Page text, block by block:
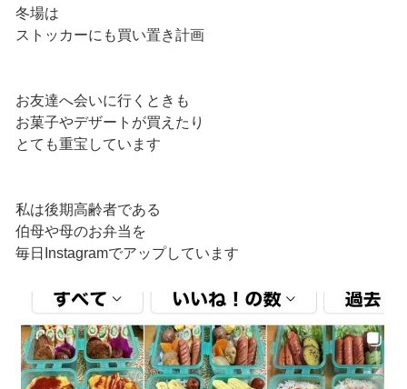
冬場は
ストッカーにも買い置き計画
お友達へ会いに行くときも
お菓子やデザートが買えたり
とても重宝しています
私は後期高齢者である
伯母や母のお弁当を
毎日Instagramでアップしています